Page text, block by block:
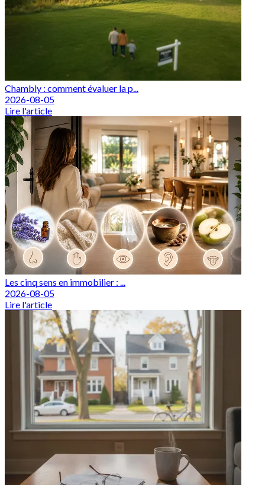
Chambly : comment évaluer la p...
2026-08-05
Lire l'article
Les cinq sens en immobilier : ...
2026-08-05
Lire l'article